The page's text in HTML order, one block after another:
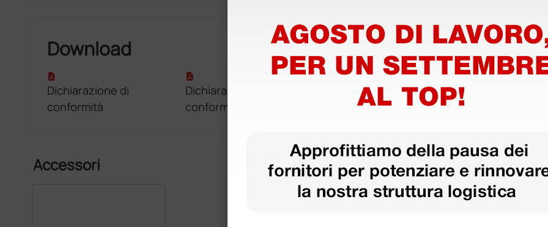
Download
Dichiarazione di
conformità
Dichiarazione di
conformità
Accessori